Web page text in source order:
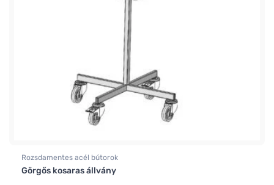
Rozsdamentes acél bútorok
Görgős kosaras állvány